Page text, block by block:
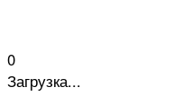
0
Загрузка...